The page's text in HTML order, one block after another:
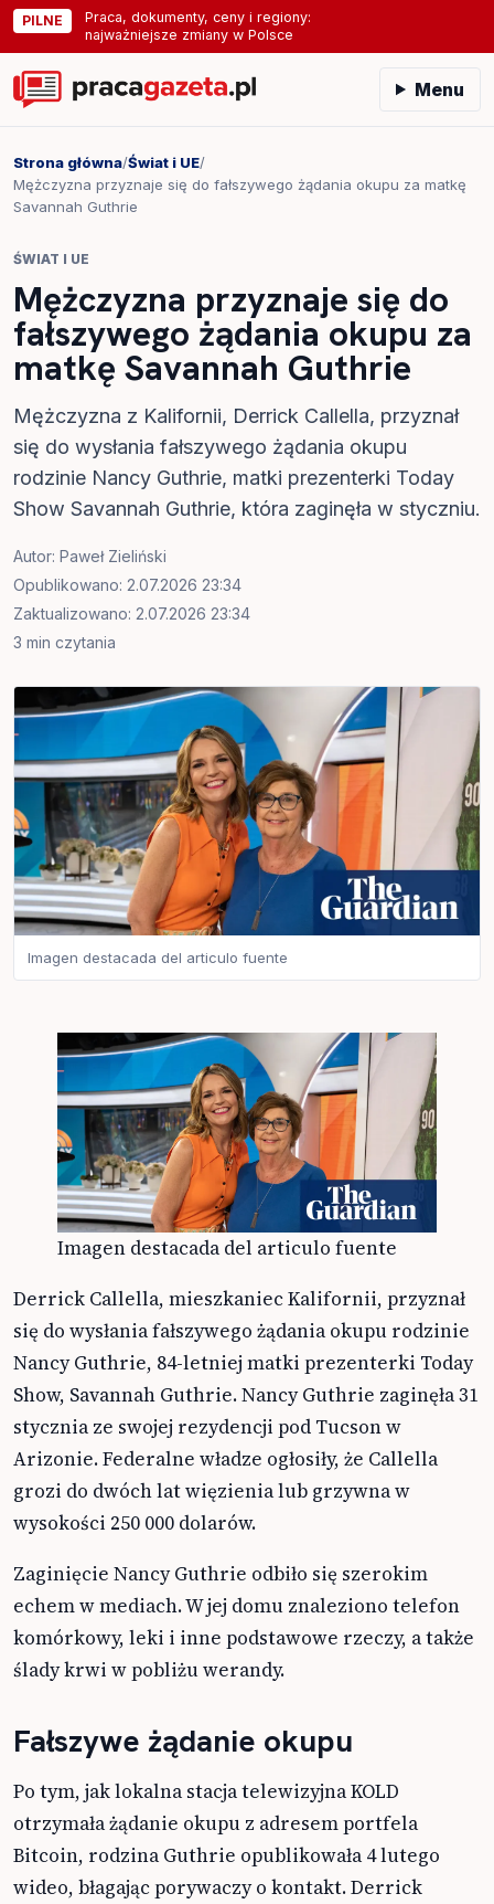
PILNE
Praca, dokumenty, ceny i regiony:
najważniejsze zmiany w Polsce
Menu
Strona główna/Świat i UE/
Mężczyzna przyznaje się do fałszywego żądania okupu za matkę
Savannah Guthrie
ŚWIAT I UE
Mężczyzna przyznaje się do
fałszywego żądania okupu za
matkę Savannah Guthrie
Mężczyzna z Kalifornii, Derrick Callella, przyznał
się do wysłania fałszywego żądania okupu
rodzinie Nancy Guthrie, matki prezenterki Today
Show Savannah Guthrie, która zaginęła w styczniu.
Autor: Paweł Zieliński
Opublikowano: 2.07.2026 23:34
Zaktualizowano: 2.07.2026 23:34
3 min czytania
Imagen destacada del articulo fuente
Imagen destacada del articulo fuente
Derrick Callella, mieszkaniec Kalifornii, przyznał
się do wysłania fałszywego żądania okupu rodzinie
Nancy Guthrie, 84-letniej matki prezenterki Today
Show, Savannah Guthrie. Nancy Guthrie zaginęła 31
stycznia ze swojej rezydencji pod Tucson w
Arizonie. Federalne władze ogłosiły, że Callella
grozi do dwóch lat więzienia lub grzywna w
wysokości 250 000 dolarów.
Zaginięcie Nancy Guthrie odbiło się szerokim
echem w mediach. W jej domu znaleziono telefon
komórkowy, leki i inne podstawowe rzeczy, a także
ślady krwi w pobliżu werandy.
Fałszywe żądanie okupu
Po tym, jak lokalna stacja telewizyjna KOLD
otrzymała żądanie okupu z adresem portfela
Bitcoin, rodzina Guthrie opublikowała 4 lutego
wideo, błagając porywaczy o kontakt. Derrick